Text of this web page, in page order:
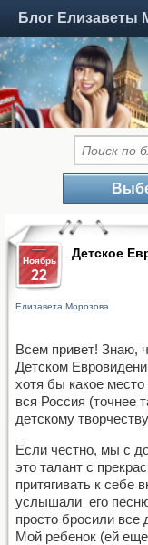
Блог Елизаветы
Ноябрь
22
Детское
Елизавета Морозова
Всем привет! Знаю,
Детском
хотя бы какое
вся Россия (точнее
детскому
Если честно, мы с
это талант с
притягивать к себе
услышали его
просто бросили все
Мой ребенок (ей